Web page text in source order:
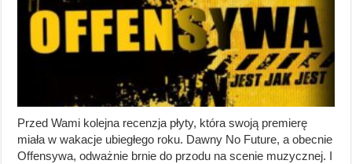
Przed Wami kolejna recenzja płyty, która swoją premierę
miała w wakacje ubiegłego roku. Dawny No Future, a obecnie
Offensywa, odważnie brnie do przodu na scenie muzycznej. I